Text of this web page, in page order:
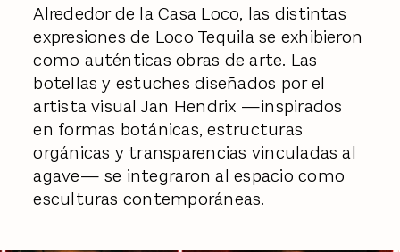
Alrededor de la Casa Loco, las distintas
expresiones de Loco Tequila se exhibieron
como auténticas obras de arte. Las
botellas y estuches diseñados por el
artista visual Jan Hendrix —inspirados
en formas botánicas, estructuras
orgánicas y transparencias vinculadas al
agave— se integraron al espacio como
esculturas contemporáneas.